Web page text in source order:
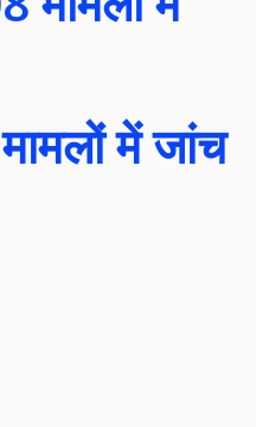
में जांच